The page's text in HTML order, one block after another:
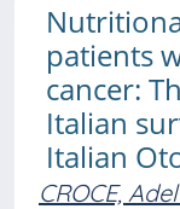
patients
cancer:
Italian
Italian
CROCE,